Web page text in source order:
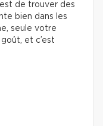
de trouver des
bien dans les
seule votre
et c’est